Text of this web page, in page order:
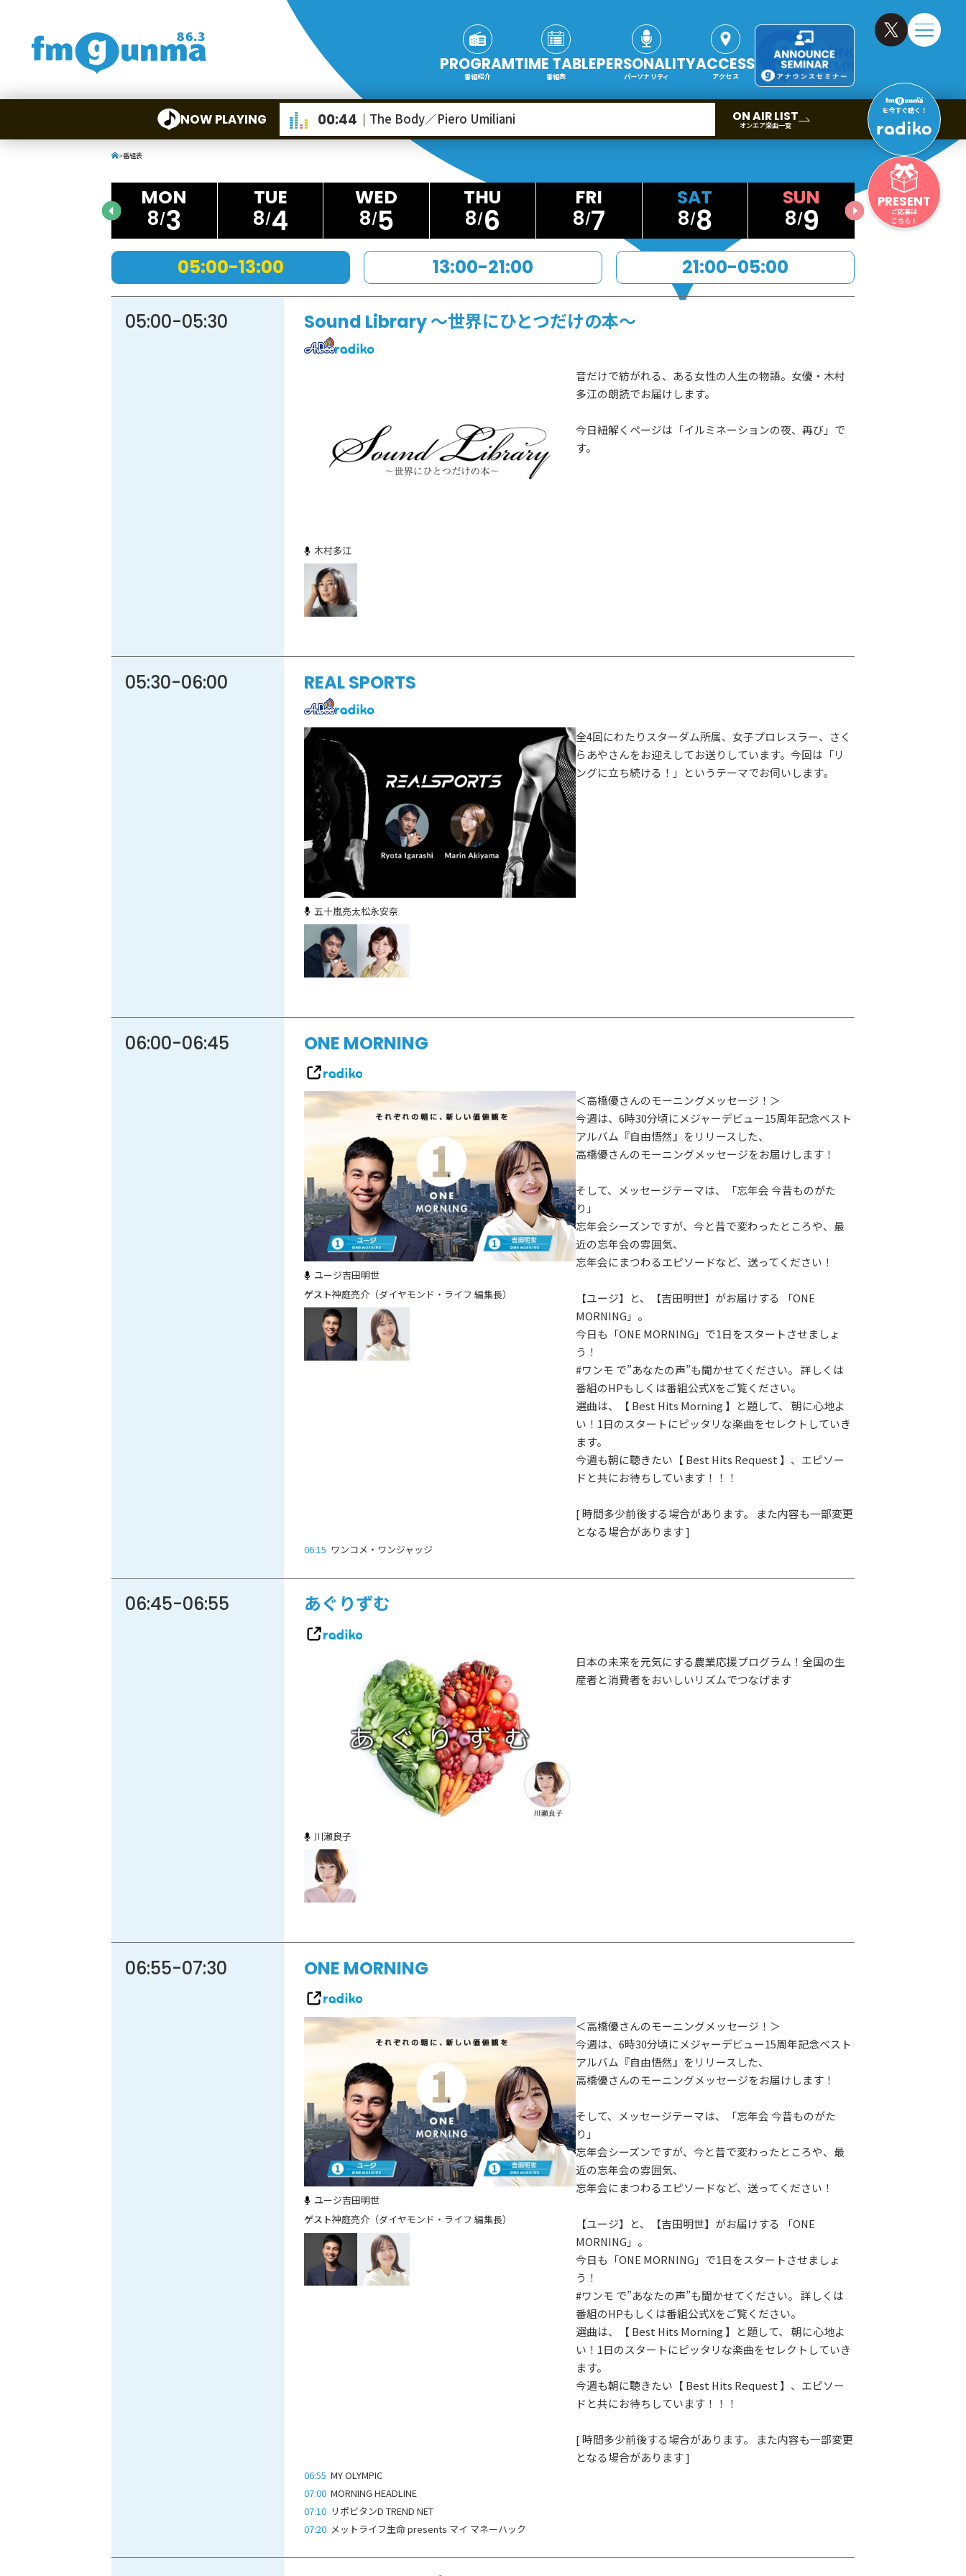
NOW PLAYING ON AIR LIST
オンエア楽曲一覧
00:44 The Body／Piero Umiliani
PROGRAM
番組紹介
TIME TABLE
番組表
PERSONALITY
パーソナリティ
ACCESS
アクセス
HOT NEWS POWER PLAY
会社概要
採用情報
アナウンスセミナー
を今すぐ聴く！
PRESENT
ご応募は
こちら！
>番組表
8 3 8 4 8 5 8 6 8 7 8 8 8 9
05:00-13:00 13:00-21:00 21:00-05:00
05:00-05:30 Sound Library ～世界にひとつだけの本～
木村多江
音だけで紡がれる、ある女性の人生の物語。女優・木村
多江の朗読でお届けします。
今日紐解くページは「イルミネーションの夜、再び」で
す。
05:30-06:00 REAL SPORTS
五十嵐亮太松永安奈
全4回にわたりスターダム所属、女子プロレスラー、さく
らあやさんをお迎えしてお送りしています。今回は「リ
ングに立ち続ける！」というテーマでお伺いします。
06:00-06:45 ONE MORNING
ユージ吉田明世
神庭亮介（ダイヤモンド・ライフ 編集長）
＜高橋優さんのモーニングメッセージ！＞
今週は、6時30分頃にメジャーデビュー15周年記念ベスト
アルバム『自由悟然』をリリースした、
高橋優さんのモーニングメッセージをお届けします！
そして、メッセージテーマは、「忘年会 今昔ものがた
り」
忘年会シーズンですが、今と昔で変わったところや、最
近の忘年会の雰囲気、
忘年会にまつわるエピソードなど、送ってください！
【ユージ】と、【吉田明世】がお届けする 「ONE
MORNING」。
今日も「ONE MORNING」で1日をスタートさせましょ
う！
#ワンモ で”あなたの声”も聞かせてください。 詳しくは
番組のHPもしくは番組公式Xをご覧ください。
選曲は、【 Best Hits Morning 】と題して、 朝に心地よ
い！1日のスタートにピッタリな楽曲をセレクトしていき
ます。
今週も朝に聴きたい【 Best Hits Request 】、エピソー
ドと共にお待ちしています！！！
[ 時間多少前後する場合があります。 また内容も一部変更
となる場合があります ]
06:15 ワンコメ・ワンジャッジ
06:45-06:55 あぐりずむ
川瀬良子
日本の未来を元気にする農業応援プログラム！全国の生
産者と消費者をおいしいリズムでつなげます
06:55-07:30 ONE MORNING
ユージ吉田明世
神庭亮介（ダイヤモンド・ライフ 編集長）
＜高橋優さんのモーニングメッセージ！＞
今週は、6時30分頃にメジャーデビュー15周年記念ベスト
アルバム『自由悟然』をリリースした、
高橋優さんのモーニングメッセージをお届けします！
そして、メッセージテーマは、「忘年会 今昔ものがた
り」
忘年会シーズンですが、今と昔で変わったところや、最
近の忘年会の雰囲気、
忘年会にまつわるエピソードなど、送ってください！
【ユージ】と、【吉田明世】がお届けする 「ONE
MORNING」。
今日も「ONE MORNING」で1日をスタートさせましょ
う！
#ワンモ で”あなたの声”も聞かせてください。 詳しくは
番組のHPもしくは番組公式Xをご覧ください。
選曲は、【 Best Hits Morning 】と題して、 朝に心地よ
い！1日のスタートにピッタリな楽曲をセレクトしていき
ます。
今週も朝に聴きたい【 Best Hits Request 】、エピソー
ドと共にお待ちしています！！！
[ 時間多少前後する場合があります。 また内容も一部変更
となる場合があります ]
06:55 MY OLYMPIC
07:00 MORNING HEADLINE
07:10 リポビタンD TREND NET
07:20 メットライフ生命 presents マイ マネーハック